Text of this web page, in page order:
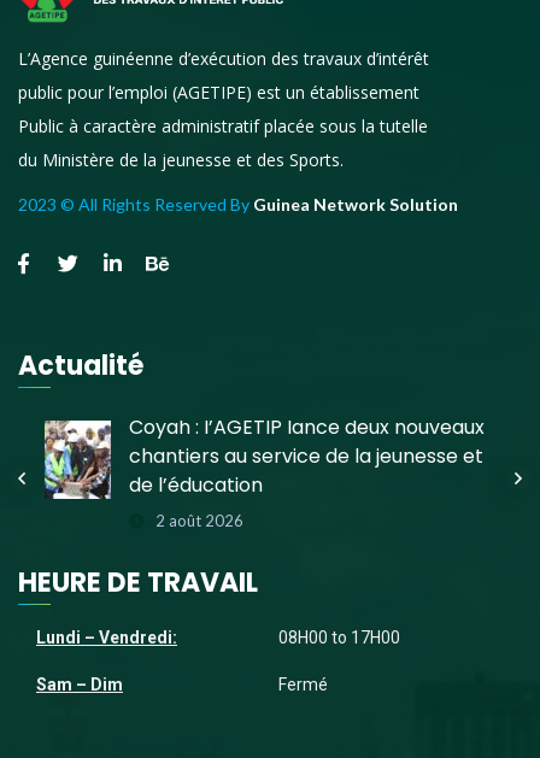
L’Agence guinéenne d’exécution des travaux d’intérêt
public pour l’emploi (AGETIPE) est un établissement
Public à caractère administratif placée sous la tutelle
du Ministère de la jeunesse et des Sports.
2023 © All Rights Reserved By Guinea Network Solution
Actualité
Coyah : l’AGETIP lance deux nouveaux
chantiers au service de la jeunesse et
de l’éducation
2 août 2026
HEURE DE TRAVAIL
Lundi – Vendredi:
Sam – Dim
08H00 to 17H00
Fermé